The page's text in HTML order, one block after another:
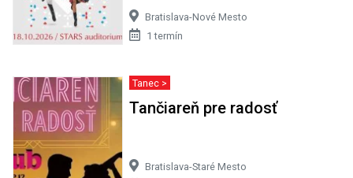
Bratislava-Nové Mesto
1 termín
Tanec >
Tančiareň pre radosť
Bratislava-Staré Mesto